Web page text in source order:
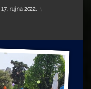
17. rujna 2022.